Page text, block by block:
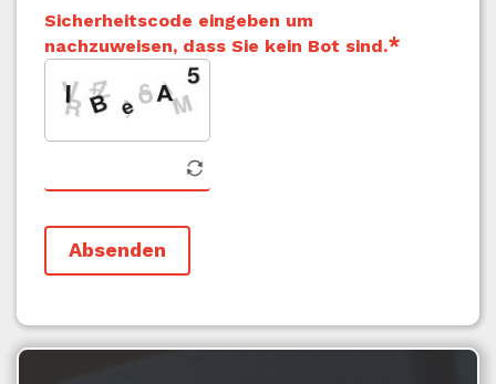
Sicherheitscode eingeben um
nachzuweisen, dass Sie kein Bot sind.
Absenden